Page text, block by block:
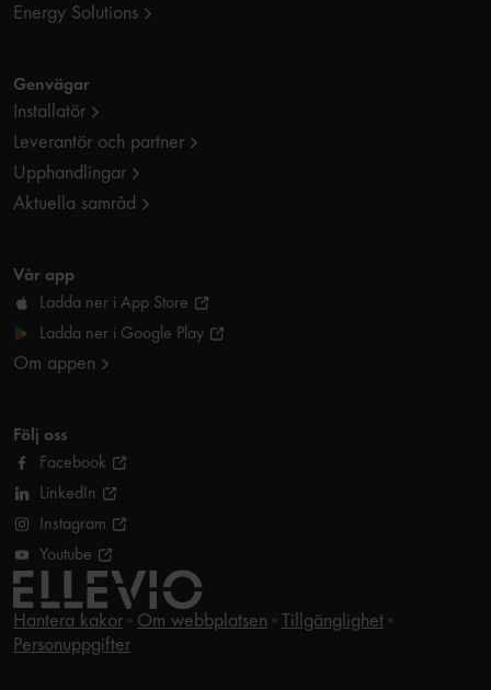
Energy Solutions
Genvägar
Installatör
Leverantör och partner
Upphandlingar
Aktuella samråd
Vår app
Ladda ner i App Store
Ladda ner i Google Play
Om appen
Följ oss
Facebook
LinkedIn
Instagram
Youtube
Hantera kakor Om webbplatsen
Tillgänglighet
Personuppgifter